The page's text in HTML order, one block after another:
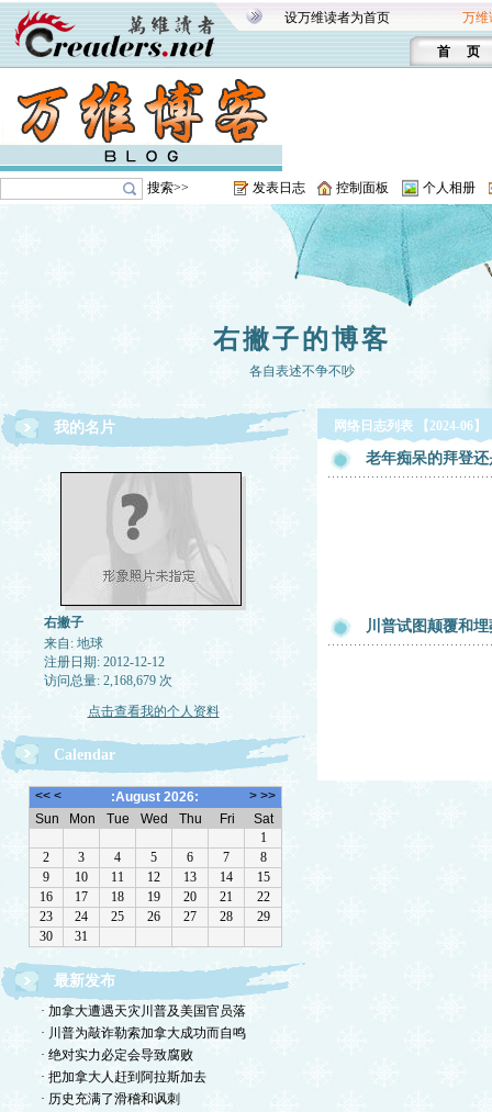
设万维读者为首页 万维
首 页
搜索>> 发表日志 控制面板 个人相册
右撇子的博客
各自表述不争不吵
我的名片
右撇子
来自: 地球
注册日期: 2012-12-12
访问总量: 2,168,679 次
点击查看我的个人资料
Calendar
最新发布
· 加拿大遭遇天灾川普及美国官员落
· 川普为敲诈勒索加拿大成功而自鸣
· 绝对实力必定会导致腐败
· 把加拿大人赶到阿拉斯加去
· 历史充满了滑稽和讽刺
网络日志列表 【2024-06】
老年痴呆的拜登
川普试图颠覆和